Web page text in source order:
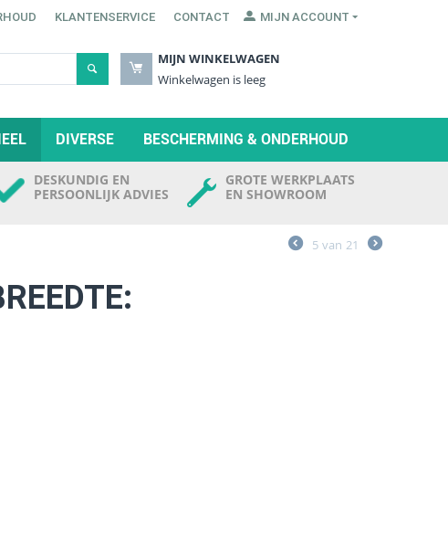
KLANTENSERVICE CONTACT MIJN ACCOUNT
MIJN WINKELWAGEN
Winkelwagen is leeg
DIVERSE BESCHERMING & ONDERHOUD
DESKUNDIG EN
PERSOONLIJK ADVIES
GROTE WERKPLAATS
EN SHOWROOM
5 van 21